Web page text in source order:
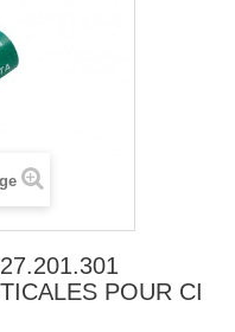
POUR CI